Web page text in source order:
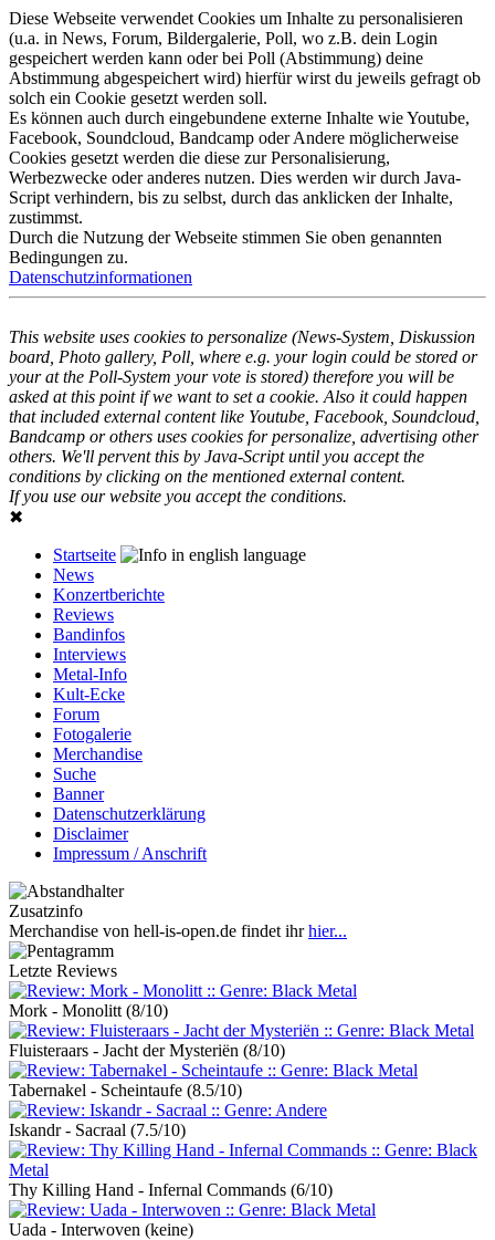
Diese Webseite verwendet Cookies um Inhalte zu personalisieren
(u.a. in News, Forum, Bildergalerie, Poll, wo z.B. dein Login
gespeichert werden kann oder bei Poll (Abstimmung) deine
Abstimmung abgespeichert wird) hierfür wirst du jeweils gefragt ob
solch ein Cookie gesetzt werden soll.
Es können auch durch eingebundene externe Inhalte wie Youtube,
Facebook, Soundcloud, Bandcamp oder Andere möglicherweise
Cookies gesetzt werden die diese zur Personalisierung,
Werbezwecke oder anderes nutzen. Dies werden wir durch Java-
Script verhindern, bis zu selbst, durch das anklicken der Inhalte,
zustimmst.
Durch die Nutzung der Webseite stimmen Sie oben genannten
Bedingungen zu.
Datenschutzinformationen
This website uses cookies to personalize (News-System, Diskussion
board, Photo gallery, Poll, where e.g. your login could be stored or
your at the Poll-System your vote is stored) therefore you will be
asked at this point if we want to set a cookie. Also it could happen
that included external content like Youtube, Facebook, Soundcloud,
Bandcamp or others uses cookies for personalize, advertising other
others. We'll pervent this by Java-Script until you accept the
conditions by clicking on the mentioned external content.
If you use our website you accept the conditions.
✖
Startseite
News
Konzertberichte
Reviews
Bandinfos
Interviews
Metal-Info
Kult-Ecke
Forum
Fotogalerie
Merchandise
Suche
Banner
Datenschutzerklärung
Disclaimer
Impressum / Anschrift
Zusatzinfo
Merchandise von hell-is-open.de findet ihrhier...
Letzte Reviews
Mork - Monolitt (8/10)
Fluisteraars - Jacht der Mysteriën (8/10)
Tabernakel - Scheintaufe (8.5/10)
Iskandr - Sacraal (7.5/10)
Thy Killing Hand - Infernal Commands (6/10)
Uada - Interwoven (keine)